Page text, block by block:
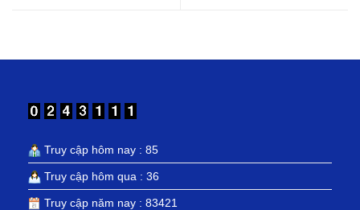
Truy cập hôm nay : 85
Truy cập hôm qua : 36
Truy cập năm nay : 83421